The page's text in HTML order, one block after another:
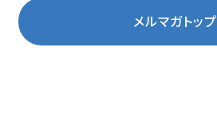
メルマガトップ